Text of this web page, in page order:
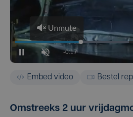
Embed video Bestel
Omstreeks 2 uur